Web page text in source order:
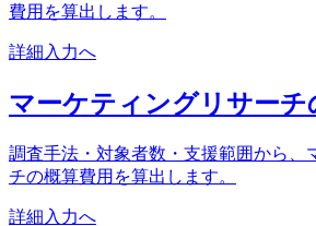
費用を算出します。
詳細入力へ
マーケティングリサーチ
調査手法・対象者数・支援範囲から、
チの概算費用を算出します。
詳細入力へ